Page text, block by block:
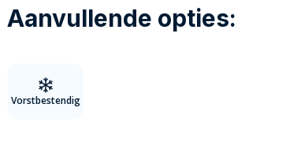
Aanvullende opties:
Vorstbestendig